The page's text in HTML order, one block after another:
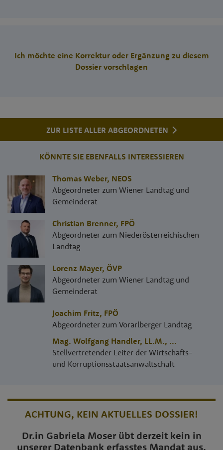
Ich möchte eine Korrektur oder Ergänzung zu diesem
Dossier vorschlagen
ZUR LISTE ALLER ABGEORDNETEN
KÖNNTE SIE EBENFALLS INTERESSIEREN
Thomas Weber, NEOS
Abgeordneter zum Wiener Landtag und
Gemeinderat
Christian Brenner, FPÖ
Abgeordneter zum Niederösterreichischen
Landtag
Lorenz Mayer, ÖVP
Abgeordneter zum Wiener Landtag und
Gemeinderat
Joachim Fritz, FPÖ
Abgeordneter zum Vorarlberger Landtag
Mag. Wolfgang Handler, LL.M., ...
Stellvertretender Leiter der Wirtschafts-
und Korruptionsstaatsanwaltschaft
ACHTUNG, KEIN AKTUELLES DOSSIER!
Dr.in Gabriela Moser übt derzeit kein in
unserer Datenbank erfasstes Mandat aus.